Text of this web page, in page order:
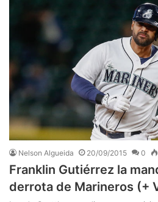
Nelson Algueida 20/09/2015 0
Franklin Gutiérrez la
derrota de Marineros (+